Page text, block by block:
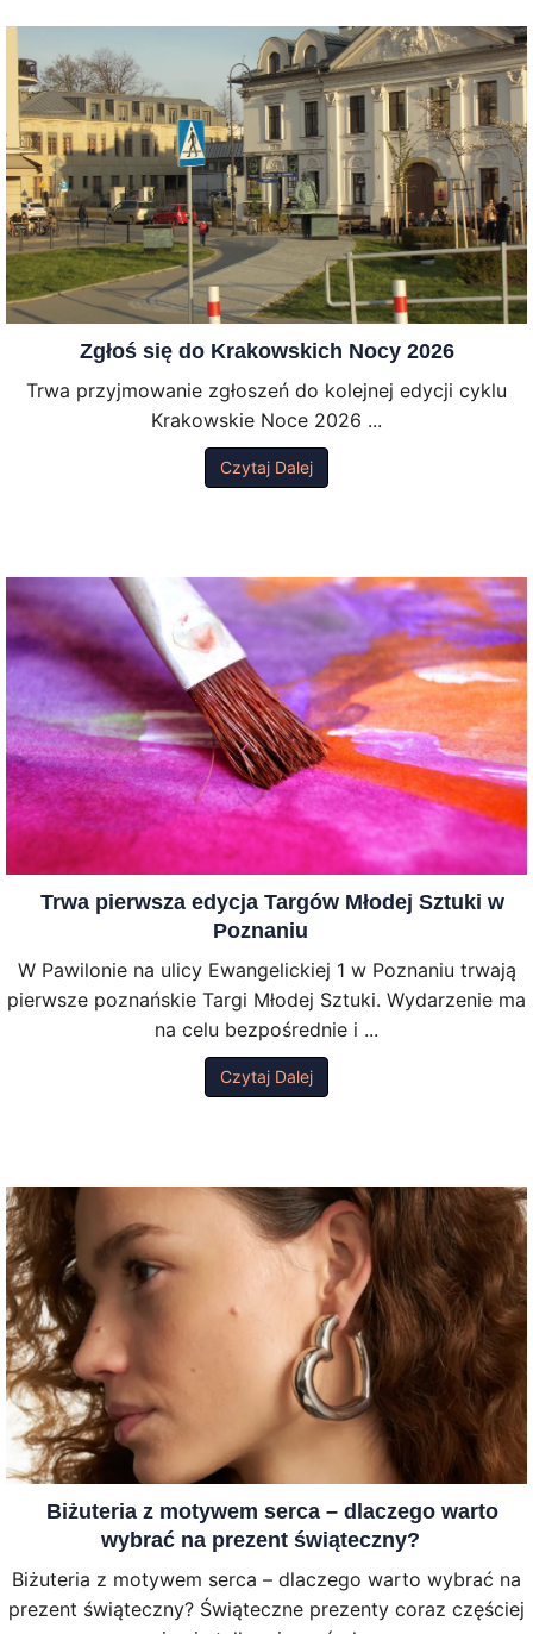
Zgłoś się do Krakowskich Nocy 2026
Trwa przyjmowanie zgłoszeń do kolejnej edycji cyklu
Krakowskie Noce 2026 ...
Czytaj Dalej
Trwa pierwsza edycja Targów Młodej Sztuki w
Poznaniu
W Pawilonie na ulicy Ewangelickiej 1 w Poznaniu trwają
pierwsze poznańskie Targi Młodej Sztuki. Wydarzenie ma
na celu bezpośrednie i ...
Czytaj Dalej
Biżuteria z motywem serca – dlaczego warto
wybrać na prezent świąteczny?
Biżuteria z motywem serca – dlaczego warto wybrać na
prezent świąteczny? Świąteczne prezenty coraz częściej